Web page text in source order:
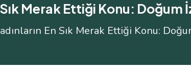
Sık Merak Ettiği Konu: Doğum
En Sık Merak Ettiği Konu: